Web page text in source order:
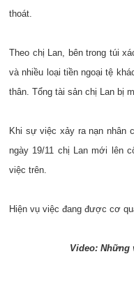
thoát.
Theo chị Lan, bên trong túi
và nhiều loại tiền ngoại tệ
thân. Tổng tài sản chị Lan bị
Khi sự việc xảy ra nạn nhân
ngày 19/11 chị Lan mới lên
việc trên.
Hiện vụ việc đang được cơ
Video: Những